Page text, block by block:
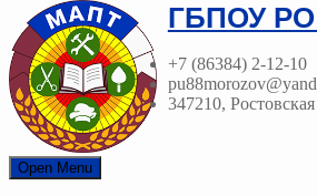
ГБПОУ РО
+7 (86384) 2-12-10
347210,
Open Menu